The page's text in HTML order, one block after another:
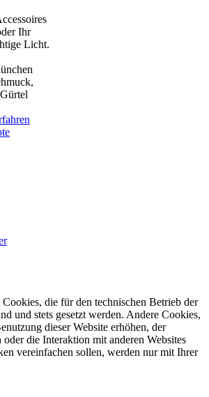
Ihr
Licht.
die für den technischen Betrieb der
und stets gesetzt werden. Andere Cookies,
dieser Website erhöhen, der
die Interaktion mit anderen Websites
vereinfachen sollen, werden nur mit Ihrer